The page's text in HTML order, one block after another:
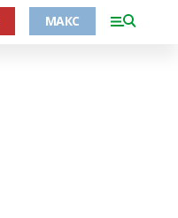
МАКС